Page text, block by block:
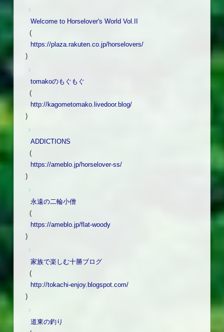
Welcome to Horselover's World Vol.II
(
https://plaza.rakuten.co.jp/horselovers/
)
tomakoのもぐもぐ
(
http://kagometomako.livedoor.blog/
)
ADDICTIONS
(
https://ameblo.jp/horselover-ss/
)
永遠の二輪小僧
(
https://ameblo.jp/flat-woody
)
家族で楽しむ十勝ブログ
(
http://tokachi-enjoy.blogspot.com/
)
道東の釣り